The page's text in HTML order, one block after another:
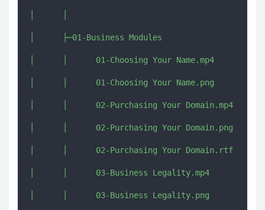
│      ├─01-Business Modules
│      │      01-Choosing Your Name.mp4
│      │      01-Choosing Your Name.png
│      │      02-Purchasing Your Domain.mp4
│      │      02-Purchasing Your Domain.png
│      │      02-Purchasing Your Domain.rtf
│      │      03-Business Legality.mp4
│      │      03-Business Legality.png